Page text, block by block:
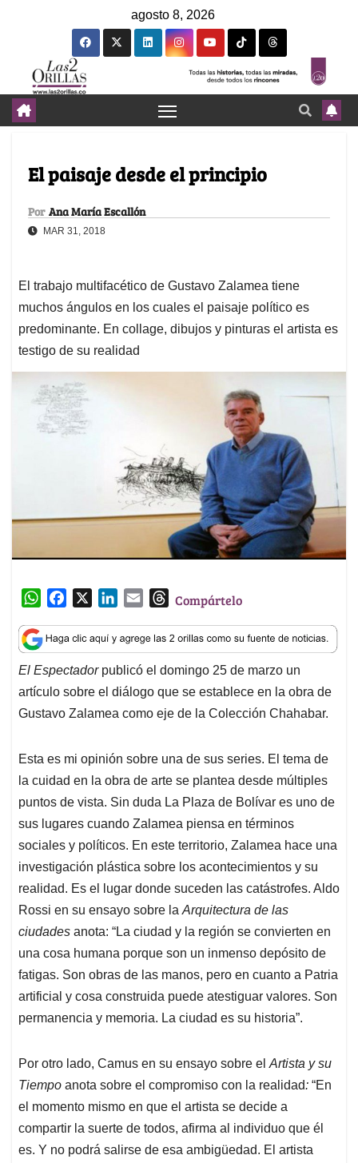
agosto 8, 2026
El paisaje desde el principio
Por Ana María Escallón
MAR 31, 2018
El trabajo multifacético de Gustavo Zalamea tiene
muchos ángulos en los cuales el paisaje político es
predominante. En collage, dibujos y pinturas el artista es
testigo de su realidad
W
a
t
s
A
p
c
e
b
o
o
n
k
e
d
I
a
i
l
T
r
e
a
d
s
Compártelo
El Espectadorpublicó el domingo 25 de marzo un
artículo sobre el diálogo que se establece en la obra de
Gustavo Zalamea como eje de la Colección Chahabar.
Esta es mi opinión sobre una de sus series. El tema de
la cuidad en la obra de arte se plantea desde múltiples
puntos de vista. Sin duda La Plaza de Bolívar es uno de
sus lugares cuando Zalamea piensa en términos
sociales y políticos. En este territorio, Zalamea hace una
investigación plástica sobre los acontecimientos y su
realidad. Es el lugar donde suceden las catástrofes. Aldo
Rossi en su ensayo sobre la Arquitectura de las
ciudades anota: “La ciudad y la región se convierten en
una cosa humana porque son un inmenso depósito de
fatigas. Son obras de las manos, pero en cuanto a Patria
artificial y cosa construida puede atestiguar valores. Son
permanencia y memoria. La ciudad es su historia”.
Por otro lado, Camus en su ensayo sobre el Artista y su
Tiempo anota sobre el compromiso con la realidad: “En
el momento mismo en que el artista se decide a
compartir la suerte de todos, afirma al individuo que él
es. Y no podrá salirse de esa ambigüedad. El artista